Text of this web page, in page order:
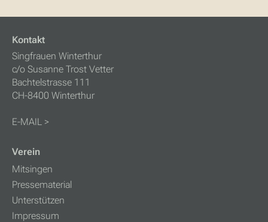
Kontakt
Singfrauen Winterthur
c/o Susanne Trost Vetter
Bachtelstrasse 111
CH-8400 Winterthur
E-MAIL >
Verein
Mitsingen
Pressematerial
Unterstützen
Impressum